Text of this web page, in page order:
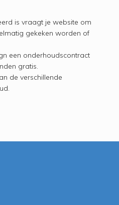
is vraagt je website om
gekeken worden of
een onderhoudscontract
gratis.
de verschillende